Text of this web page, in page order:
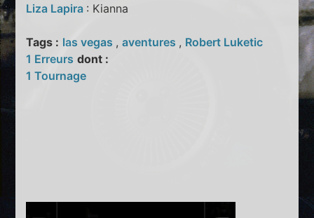
Liza Lapira : Kianna
Tags : las vegas ,aventures , Robert Luketic
1 Erreurs dont :
1 Tournage